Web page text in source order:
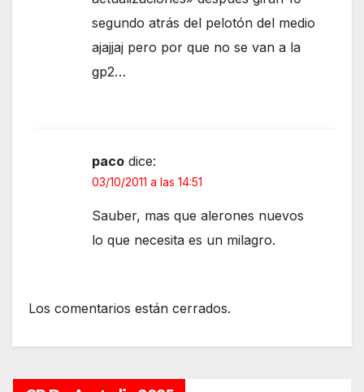
segundo atrás del pelotón del medio
ajajjaj pero por que no se van a la
gp2…
paco dice:
03/10/2011 a las 14:51
Sauber, mas que alerones nuevos
lo que necesita es un milagro.
Los comentarios están cerrados.